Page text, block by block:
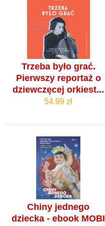
Trzeba było grać.
Pierwszy reportaż o
dziewczęcej orkiest...
54.99 zł
Chiny jednego
dziecka - ebook MOBI